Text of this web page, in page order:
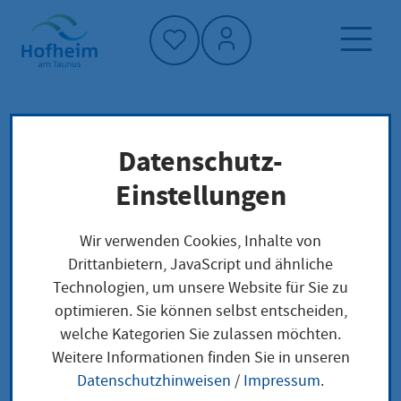
Startseite"
Dienstleistung-Finder
Lokale Anliegen
Plakatierungen
Plakatierungen
Leistungsbeschreibung
Das kulturelle Leben in Hessen zeichnet sich durch
Datenschutz-
Einstellungen
Wir verwenden Cookies, Inhalte von
Drittanbietern, JavaScript und ähnliche
Technologien, um unsere Website für Sie zu
optimieren. Sie können selbst entscheiden,
welche Kategorien Sie zulassen möchten.
Weitere Informationen finden Sie in unseren
Datenschutzhinweisen / Impressum.